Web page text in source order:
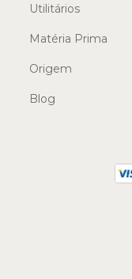
Utilitários
Matéria Prima
Origem
Blog